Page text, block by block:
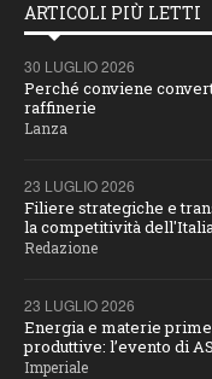
ARTICOLI PIÙ LETTI
30 LUGLIO 2026
Perché conviene
raffinerie
Lanza
23 LUGLIO 2026
Filiere strategiche e
la competitività
Redazione
23 LUGLIO 2026
Energia e materie
produttive: l’evento di
Imperiale